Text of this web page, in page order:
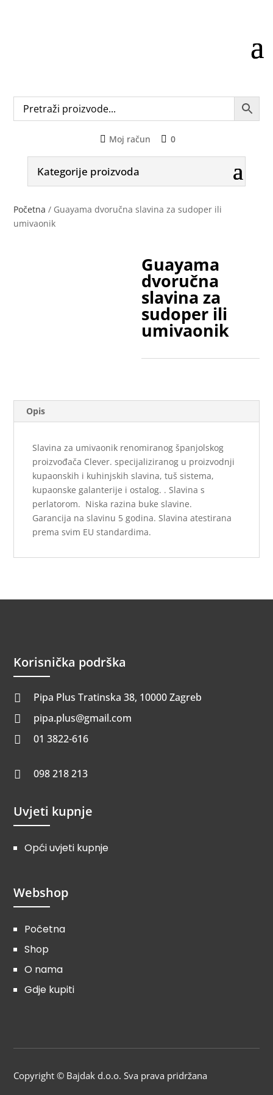
0
Moj račun
Kategorije proizvoda
Početna / Guayama dvoručna slavina za sudoper ili
umivaonik
Guayama
dvoručna
slavina za
sudoper ili
umivaonik
Opis
Slavina za umivaonik renomiranog španjolskog
proizvođača Clever. specijaliziranog u proizvodnji
kupaonskih i kuhinjskih slavina, tuš sistema,
kupaonske galanterije i ostalog. . Slavina s
perlatorom. Niska razina buke slavine.
Garancija na slavinu 5 godina. Slavina atestirana
prema svim EU standardima.
Korisnička podrška
 Pipa Plus Tratinska 38, 10000 Zagreb
 pipa.plus@gmail.com
 01 3822-616
 098 218 213
Uvjeti kupnje
Opći uvjeti kupnje
Webshop
Početna
Shop
O nama
Gdje kupiti
Copyright © Bajdak d.o.o. Sva prava pridržana